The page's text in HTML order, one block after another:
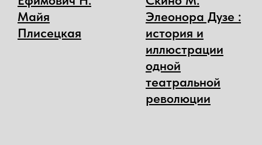
Майя
Плисецкая
Элеонора Дузе :
история и
иллюстрации
одной
театральной
революции